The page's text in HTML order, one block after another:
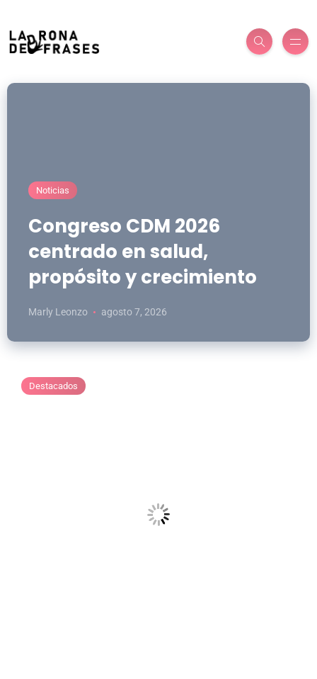
Noticias
Congreso CDM 2026
centrado en salud,
propósito y crecimiento
Marly Leonzo agosto 7, 2026
Destacados